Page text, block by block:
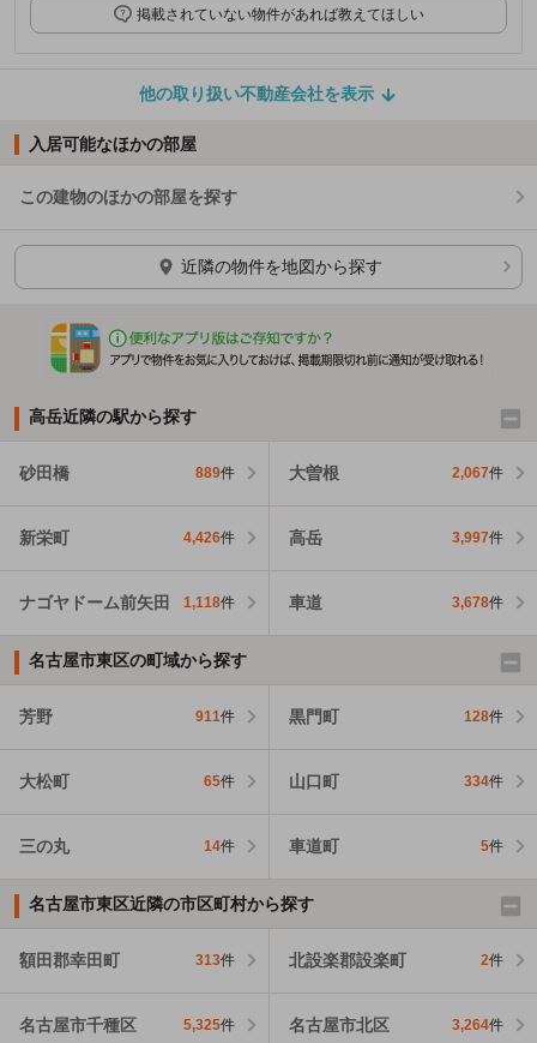
掲載されていない物件があれば教えてほしい
他の取り扱い不動産会社を表示
入居可能なほかの部屋
この建物のほかの部屋を探す
ほかの部屋を検索中…
近隣の物件を地図から探す
高岳近隣の駅から探す
砂田橋 889件 大曽根 2,067件
新栄町 4,426件 高岳 3,997件
ナゴヤドーム前矢田 1,118件 車道 3,678件
名古屋市東区の町域から探す
芳野 911件 黒門町 128件
大松町 65件 山口町 334件
三の丸 14件 車道町 5件
名古屋市東区近隣の市区町村から探す
額田郡幸田町 313件 北設楽郡設楽町 2件
名古屋市千種区 5,325件 名古屋市北区 3,264件